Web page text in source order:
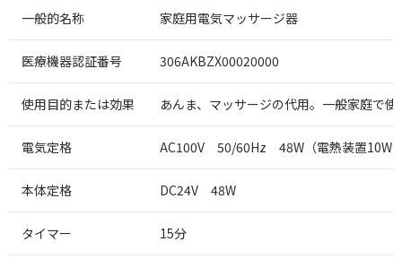
一般的名称 家庭用電気マッサージ器
医療機器認証番号 306AKBZX00020000
使用目的または効果 あんま、マッサージの代用。一般家庭で
電気定格 AC100V 50/60Hz 48W（電熱装置10W
本体定格 DC24V 48W
タイマー 15分